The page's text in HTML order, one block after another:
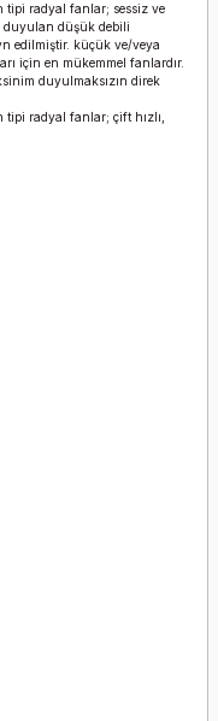
tipi radyal fanlar; sessiz ve
duyulan düşük debili
edilmiştir. küçük ve/veya
için en mükemmel fanlardır.
duyulmaksızın direk
tipi radyal fanlar; çift hızlı,